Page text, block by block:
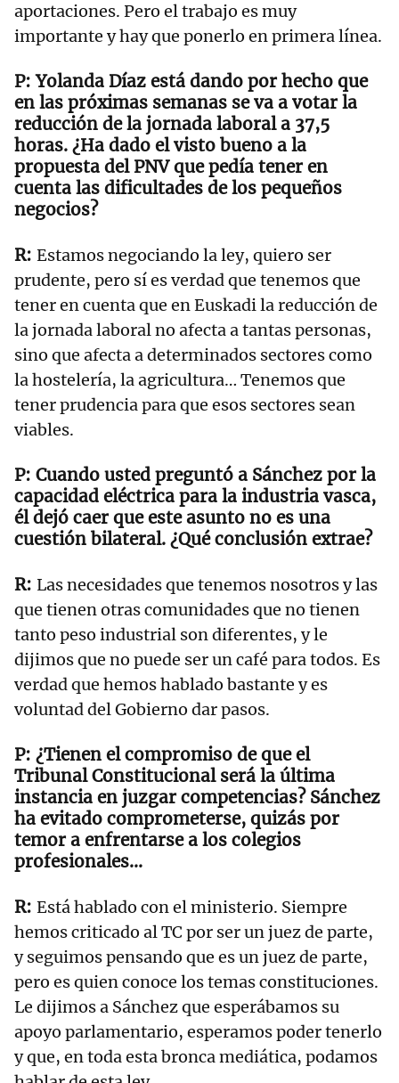
aportaciones. Pero el trabajo es muy
importante y hay que ponerlo en primera línea.
Yolanda Díaz está dando por hecho que
en las próximas semanas se va a votar la
reducción de la jornada laboral a 37,5
horas. ¿Ha dado el visto bueno a la
propuesta del PNV que pedía tener en
cuenta las dificultades de los pequeños
negocios?
Estamos negociando la ley, quiero ser
prudente, pero sí es verdad que tenemos que
tener en cuenta que en Euskadi la reducción de
la jornada laboral no afecta a tantas personas,
sino que afecta a determinados sectores como
la hostelería, la agricultura… Tenemos que
tener prudencia para que esos sectores sean
viables.
Cuando usted preguntó a Sánchez por la
capacidad eléctrica para la industria vasca,
él dejó caer que este asunto no es una
cuestión bilateral. ¿Qué conclusión extrae?
Las necesidades que tenemos nosotros y las
que tienen otras comunidades que no tienen
tanto peso industrial son diferentes, y le
dijimos que no puede ser un café para todos. Es
verdad que hemos hablado bastante y es
voluntad del Gobierno dar pasos.
¿Tienen el compromiso de que el
Tribunal Constitucional será la última
instancia en juzgar competencias? Sánchez
ha evitado comprometerse, quizás por
temor a enfrentarse a los colegios
profesionales…
Está hablado con el ministerio. Siempre
hemos criticado al TC por ser un juez de parte,
y seguimos pensando que es un juez de parte,
pero es quien conoce los temas constituciones.
Le dijimos a Sánchez que esperábamos su
apoyo parlamentario, esperamos poder tenerlo
y que, en toda esta bronca mediática, podamos